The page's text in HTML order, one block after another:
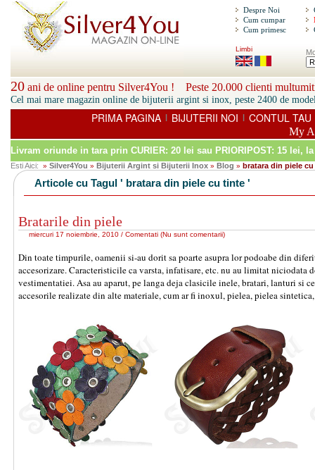
Despre Noi
Cum cumpar
Cum primesc
Limbi
20 ani de online pentru Silver4You ! Peste 20.000 clienti
Cel mai mare magazin online de bijuterii argint si inox, peste 2400 de
PRIMA PAGINA | BIJUTERII NOI | CONTUL TAU
My
Livram oriunde in tara prin CURIER: 20 lei sau PRIORIPOST: 15 lei,
Esti Aici: » Silver4You » Bijuterii Argint si Bijuterii Inox » Blog » bratara din piele
Articole cu Tagul ' bratara din piele cu tinte '
Bratarile din piele
miercuri 17 noiembrie, 2010 / Comentati (Nu sunt comentarii)
Din toate timpurile, oamenii si-au dorit sa poarte asupra lor podoabe din
accesorizare. Caracteristicile ca varsta, infatisare, etc. nu au limitat
vestimentatiei. Asa au aparut, pe langa deja clasicile inele, bratari, lanturi si
accesorile realizate din alte materiale, cum ar fi inoxul, pielea, pielea